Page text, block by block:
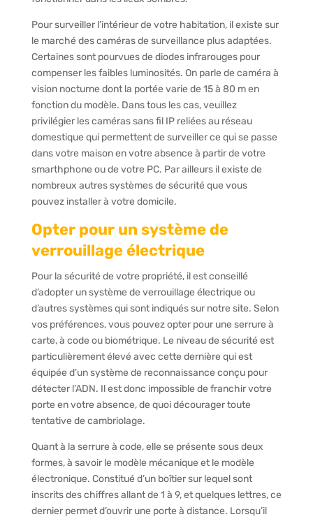
Pour surveiller l’intérieur de votre habitation, il existe sur
le marché des caméras de surveillance plus adaptées.
Certaines sont pourvues de diodes infrarouges pour
compenser les faibles luminosités. On parle de caméra à
vision nocturne dont la portée varie de 15 à 80 m en
fonction du modèle. Dans tous les cas, veuillez
privilégier les caméras sans fil IP reliées au réseau
domestique qui permettent de surveiller ce qui se passe
dans votre maison en votre absence à partir de votre
smarthphone ou de votre PC. Par ailleurs il existe de
nombreux autres systèmes de sécurité que vous
pouvez installer à votre domicile.
Opter pour un système de
verrouillage électrique
Pour la sécurité de votre propriété, il est conseillé
d’adopter un système de verrouillage électrique ou
d’autres systèmes qui sont indiqués sur notre site. Selon
vos préférences, vous pouvez opter pour une serrure à
carte, à code ou biométrique. Le niveau de sécurité est
particulièrement élevé avec cette dernière qui est
équipée d’un système de reconnaissance conçu pour
détecter l’ADN. Il est donc impossible de franchir votre
porte en votre absence, de quoi décourager toute
tentative de cambriolage.
Quant à la serrure à code, elle se présente sous deux
formes, à savoir le modèle mécanique et le modèle
électronique. Constitué d’un boîtier sur lequel sont
inscrits des chiffres allant de 1 à 9, et quelques lettres, ce
dernier permet d’ouvrir une porte à distance. Lorsqu’il